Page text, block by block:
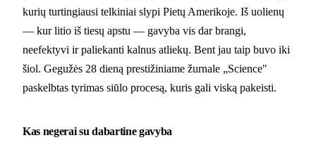
kurių turtingiausi telkiniai slypi Pietų Amerikoje. Iš uolienų
— kur litio iš tiesų apstu — gavyba vis dar brangi,
neefektyvi ir paliekanti kalnus atliekų. Bent jau taip buvo iki
šiol. Gegužės 28 dieną prestižiniame žurnale „Science"
paskelbtas tyrimas siūlo procesą, kuris gali viską pakeisti.
Kas negerai su dabartine gavyba